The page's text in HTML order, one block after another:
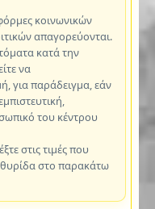
κοινωνικών
απαγορεύονται.
κατά την
να
για παράδειγμα, εάν
του κέντρου
στις τιμές που
στο παρακάτω